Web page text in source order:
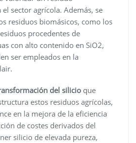
sector agrícola. Además, se
residuos biomásicos, como los
procedentes de
con alto contenido en SiO2,
ser empleados en la
del silicio que
estos residuos agrícolas,
en la mejora de la eficiencia
de costes derivados del
silicio de elevada pureza,